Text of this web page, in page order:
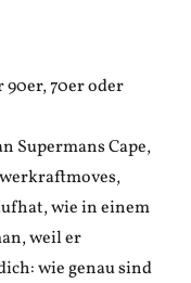
70er oder
Supermans Cape,
wie in einem
weil er
wie genau sind